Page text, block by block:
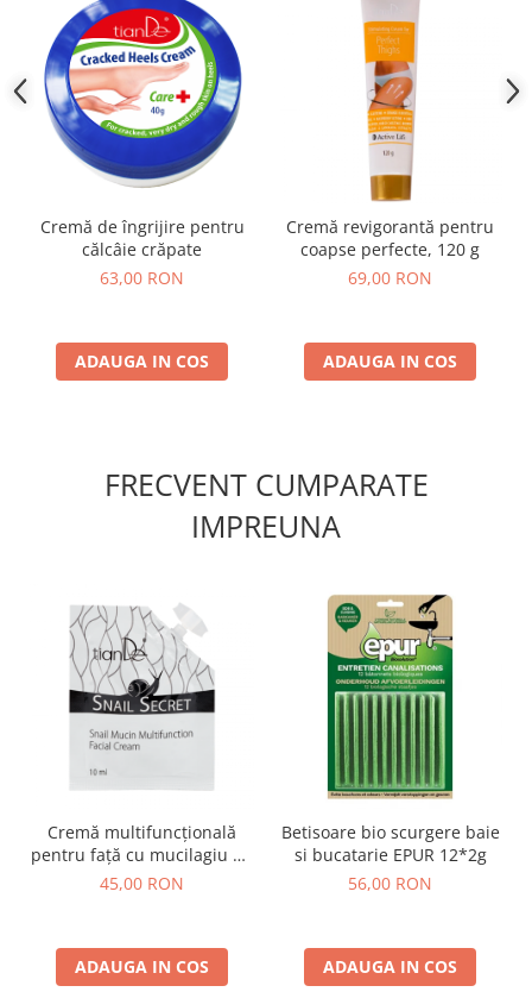
Cremă de îngrijire pentru
călcâie crăpate
63,00 RON
ADAUGA IN COS
Cremă revigorantă pentru
coapse perfecte, 120 g
69,00 RON
ADAUGA IN COS
FRECVENT CUMPARATE
IMPREUNA
Cremă multifuncțională
pentru față cu mucilagiu de
melc, un plic – 10 ml
45,00 RON
ADAUGA IN COS
Betisoare bio scurgere baie
si bucatarie EPUR 12*2g
56,00 RON
ADAUGA IN COS